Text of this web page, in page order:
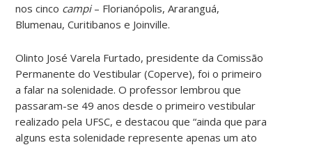
nos cinco campi– Florianópolis, Araranguá,
Blumenau, Curitibanos e Joinville.
Olinto José Varela Furtado, presidente da Comissão
Permanente do Vestibular (Coperve), foi o primeiro
a falar na solenidade. O professor lembrou que
passaram-se 49 anos desde o primeiro vestibular
realizado pela UFSC, e destacou que “ainda que para
alguns esta solenidade represente apenas um ato